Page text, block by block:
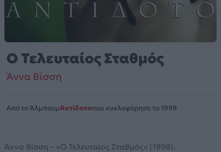
Ο Τελευταίος Σταθμός
Άννα Βίσση
Από το ΆλμπουμΑντίδοτοπου κυκλοφόρησε το 1998
Άννα Βίσση – «Ο Τελευταίος Σταθμός» (1998).